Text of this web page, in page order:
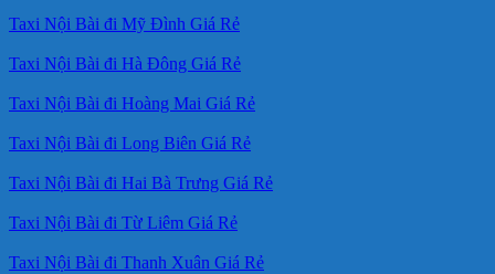
Taxi Nội Bài đi Mỹ Đình Giá Rẻ
Taxi Nội Bài đi Hà Đông Giá Rẻ
Taxi Nội Bài đi Hoàng Mai Giá Rẻ
Taxi Nội Bài đi Long Biên Giá Rẻ
Taxi Nội Bài đi Hai Bà Trưng Giá Rẻ
Taxi Nội Bài đi Từ Liêm Giá Rẻ
Taxi Nội Bài đi Thanh Xuân Giá Rẻ